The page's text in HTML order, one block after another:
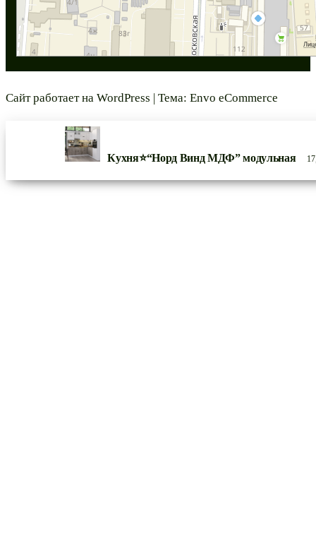
Сайт работает на WordPress | Тема: Envo eCommerce
Кухня⭐“Норд Винд МДФ” модульная